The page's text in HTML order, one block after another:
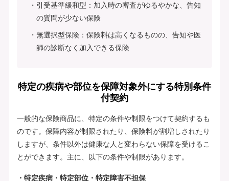
引受基準緩和型：加入時の審査がゆるやかな、告知
の質問が少ない保険
無選択型保険：保険料は高くなるものの、告知や医
師の診断なく加入できる保険
特定の疾病や部位を保障対象外にする特別条件
付契約
一般的な保険商品に、特定の条件や制限をつけて契約するも
のです。保障内容が制限されたり、保険料が割増しされたり
しますが、条件以外は健康な人と変わらない保障を受けるこ
とができます。主に、以下の条件や制限があります。
・特定疾病・特定部位・特定障害不担保